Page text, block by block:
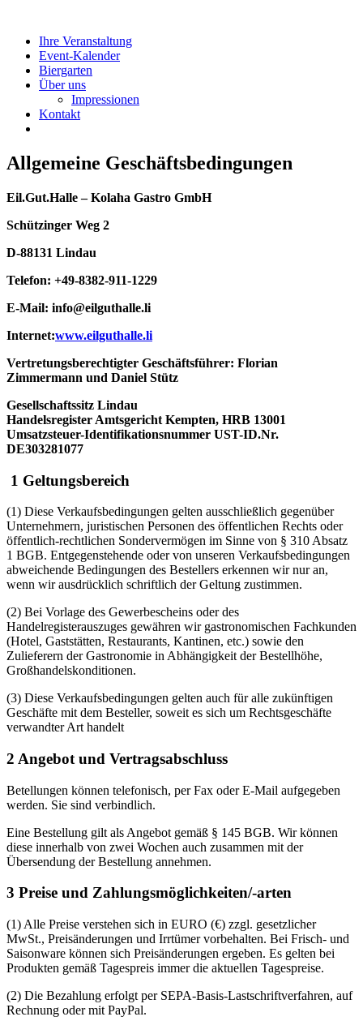
Ihre Veranstaltung
Event-Kalender
Biergarten
Über uns
Impressionen
Kontakt
Allgemeine Geschäftsbedingungen
Eil.Gut.Halle – Kolaha Gastro GmbH
Schützinger Weg 2
D-88131 Lindau
Telefon: +49-8382-911-1229
E-Mail: info@eilguthalle.li
Internet:www.eilguthalle.li
Vertretungsberechtigter Geschäftsführer: Florian
Zimmermann und Daniel Stütz
Gesellschaftssitz Lindau
Handelsregister Amtsgericht Kempten, HRB 13001
Umsatzsteuer-Identifikationsnummer UST-ID.Nr.
DE303281077
1 Geltungsbereich
(1) Diese Verkaufsbedingungen gelten ausschließlich gegenüber
Unternehmern, juristischen Personen des öffentlichen Rechts oder
öffentlich-rechtlichen Sondervermögen im Sinne von § 310 Absatz
1 BGB. Entgegenstehende oder von unseren Verkaufsbedingungen
abweichende Bedingungen des Bestellers erkennen wir nur an,
wenn wir ausdrücklich schriftlich der Geltung zustimmen.
(2) Bei Vorlage des Gewerbescheins oder des
Handelregisterauszuges gewähren wir gastronomischen Fachkunden
(Hotel, Gaststätten, Restaurants, Kantinen, etc.) sowie den
Zulieferern der Gastronomie in Abhängigkeit der Bestellhöhe,
Großhandelskonditionen.
(3) Diese Verkaufsbedingungen gelten auch für alle zukünftigen
Geschäfte mit dem Besteller, soweit es sich um Rechtsgeschäfte
verwandter Art handelt
2 Angebot und Vertragsabschluss
Betellungen können telefonisch, per Fax oder E-Mail aufgegeben
werden. Sie sind verbindlich.
Eine Bestellung gilt als Angebot gemäß § 145 BGB. Wir können
diese innerhalb von zwei Wochen auch zusammen mit der
Übersendung der Bestellung annehmen.
3 Preise und Zahlungsmöglichkeiten/-arten
(1) Alle Preise verstehen sich in EURO (€) zzgl. gesetzlicher
MwSt., Preisänderungen und Irrtümer vorbehalten. Bei Frisch- und
Saisonware können sich Preisänderungen ergeben. Es gelten bei
Produkten gemäß Tagespreis immer die aktuellen Tagespreise.
(2) Die Bezahlung erfolgt per SEPA-Basis-Lastschriftverfahren, auf
Rechnung oder mit PayPal.